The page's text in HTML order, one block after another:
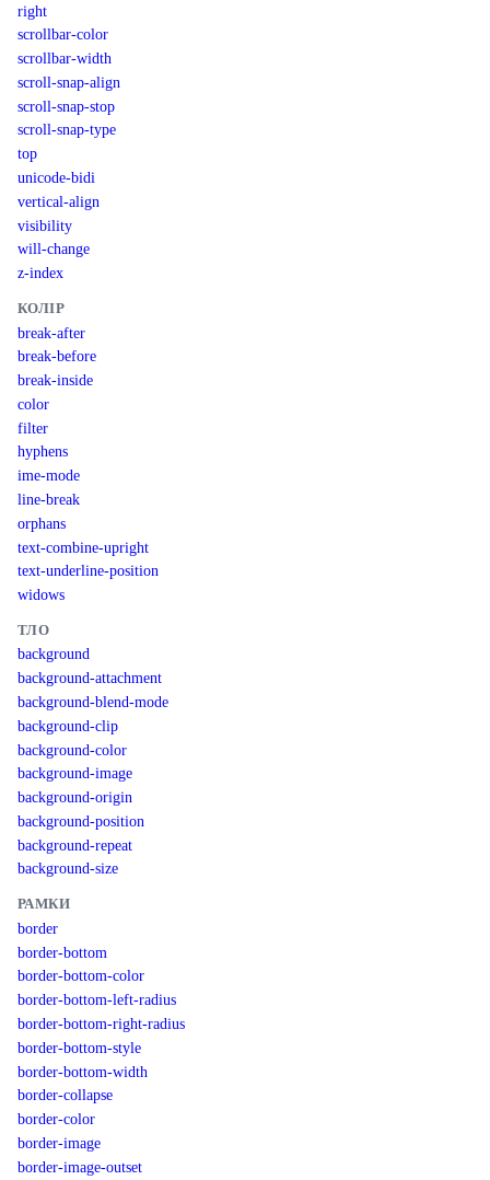
right
scrollbar-color
scrollbar-width
scroll-snap-align
scroll-snap-stop
scroll-snap-type
top
unicode-bidi
vertical-align
visibility
will-change
z-index
КОЛІР
break-after
break-before
break-inside
color
filter
hyphens
ime-mode
line-break
orphans
text-combine-upright
text-underline-position
widows
ТЛО
background
background-attachment
background-blend-mode
background-clip
background-color
background-image
background-origin
background-position
background-repeat
background-size
РАМКИ
border
border-bottom
border-bottom-color
border-bottom-left-radius
border-bottom-right-radius
border-bottom-style
border-bottom-width
border-collapse
border-color
border-image
border-image-outset